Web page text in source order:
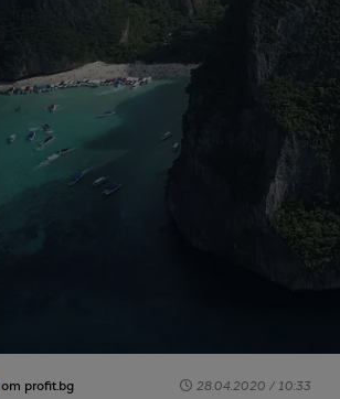
от profit.bg 28.04.2020 / 10:33